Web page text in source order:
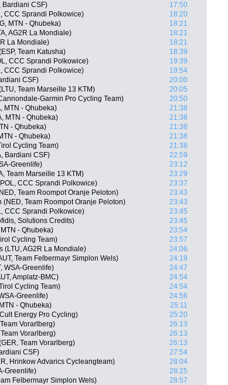
Bardiani CSF)
17:50
CCC Sprandi Polkowice)
18:20
MTN - Qhubeka)
18:21
AG2R La Mondiale)
18:21
La Mondiale)
18:21
Team Katusha)
18:39
CCC Sprandi Polkowice)
19:39
CCC Sprandi Polkowice)
19:54
CSF)
20:00
Team Marseille 13 KTM)
20:05
Garmin Pro Cycling Team)
20:50
MTN - Qhubeka)
21:38
MTN - Qhubeka)
21:38
- Qhubeka)
21:38
- Qhubeka)
21:38
Cycling Team)
21:38
Bardiani CSF)
22:59
Greenlife)
23:12
Team Marseille 13 KTM)
23:29
CCC Sprandi Polkowice)
23:37
Team Roompot Oranje Peloton)
23:43
(NED, Team Roompot Oranje Peloton)
23:43
CCC Sprandi Polkowice)
23:45
Solutions Credits)
23:45
- Qhubeka)
23:54
Cycling Team)
23:57
(LTU, AG2R La Mondiale)
24:06
Team Felbermayr Simplon Wels)
24:19
WSA-Greenlife)
24:47
Amplatz-BMC)
24:54
Cycling Team)
24:54
Greenlife)
24:56
- Qhubeka)
25:11
Energy Pro Cycling)
25:20
Vorarlberg)
26:13
Vorarlberg)
26:13
Team Vorarlberg)
26:13
CSF)
27:54
Hrinkow Advarics Cycleangteam)
28:04
Greenlife)
28:25
Felbermayr Simplon Wels)
28:57